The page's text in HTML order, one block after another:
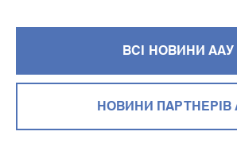
ВСІ НОВИНИ ААУ
НОВИНИ ПАРТНЕРIВ